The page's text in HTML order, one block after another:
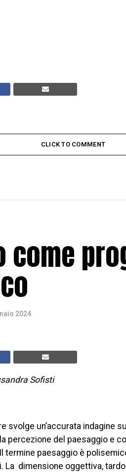
CLICK TO COMMENT
come
2024
Sofisti
svolge un’accurata indagine
percezione del paesaggio e
termine paesaggio è
La dimensione oggettiva,